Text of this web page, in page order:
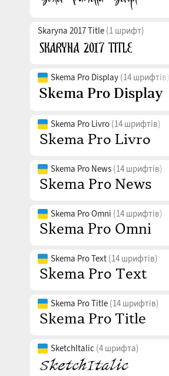
Skaryna 2017 Title (1 шрифт)
Skema Pro Display (14 шрифтів)
Skema Pro Livro (14 шрифтів)
Skema Pro News (14 шрифтів)
Skema Pro Omni (14 шрифтів)
Skema Pro Text (14 шрифтів)
Skema Pro Title (14 шрифтів)
SketchItalic (4 шрифта)